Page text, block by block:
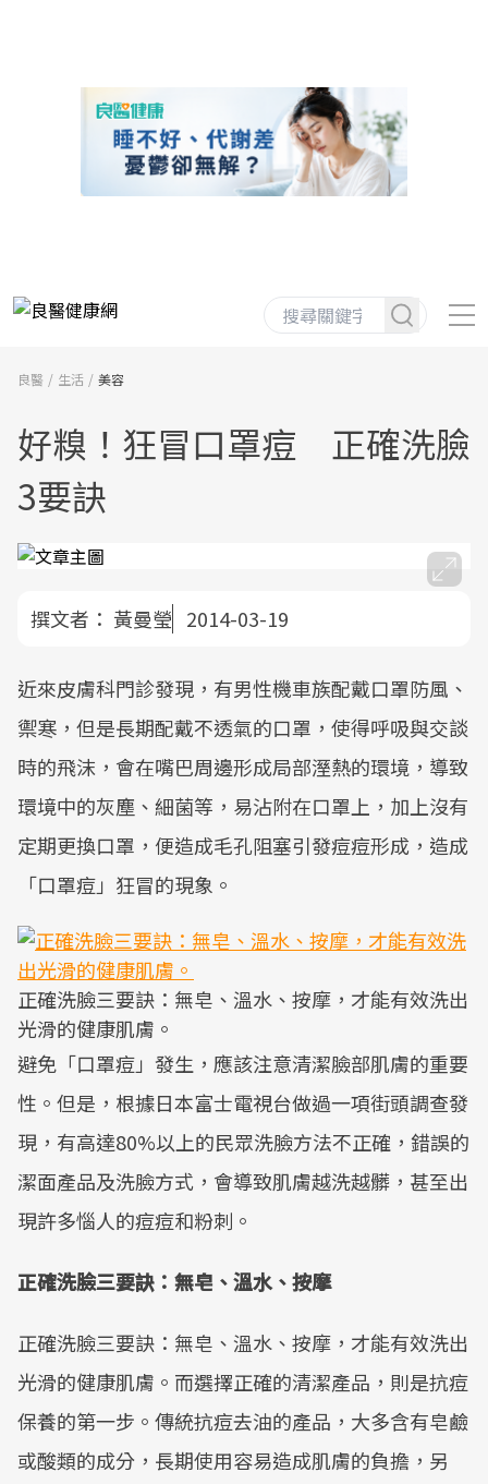
良醫 生活 美容
好糗！狂冒口罩痘 正確洗臉
3要訣
撰文者： 黃曼瑩 2014-03-19
近來皮膚科門診發現，有男性機車族配戴口罩防風、
禦寒，但是長期配戴不透氣的口罩，使得呼吸與交談
時的飛沫，會在嘴巴周邊形成局部溼熱的環境，導致
環境中的灰塵、細菌等，易沾附在口罩上，加上沒有
定期更換口罩，便造成毛孔阻塞引發痘痘形成，造成
「口罩痘」狂冒的現象。
正確洗臉三要訣：無皂、溫水、按摩，才能有效洗出
光滑的健康肌膚。
避免「口罩痘」發生，應該注意清潔臉部肌膚的重要
性。但是，根據日本富士電視台做過一項街頭調查發
現，有高達80%以上的民眾洗臉方法不正確，錯誤的
潔面產品及洗臉方式，會導致肌膚越洗越髒，甚至出
現許多惱人的痘痘和粉刺。
正確洗臉三要訣：無皂、溫水、按摩
正確洗臉三要訣：無皂、溫水、按摩，才能有效洗出
光滑的健康肌膚。而選擇正確的清潔產品，則是抗痘
保養的第一步。傳統抗痘去油的產品，大多含有皂鹼
或酸類的成分，長期使用容易造成肌膚的負擔，另